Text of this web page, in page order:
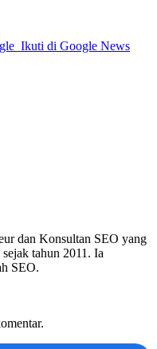
Ikuti di Google News
dan Konsultan SEO yang
tahun 2011. Ia
SEO.